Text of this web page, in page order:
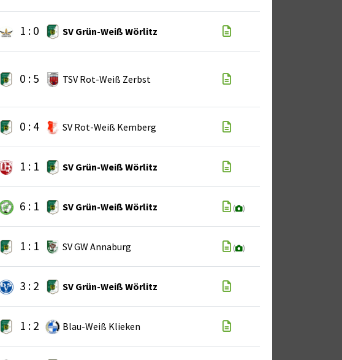
1 : 0 SV Grün-Weiß Wörlitz
0 : 5 TSV Rot-Weiß Zerbst
0 : 4 SV Rot-Weiß Kemberg
1 : 1 SV Grün-Weiß Wörlitz
6 : 1 SV Grün-Weiß Wörlitz ( )
1 : 1 SV GW Annaburg ( )
3 : 2 SV Grün-Weiß Wörlitz
1 : 2 Blau-Weiß Klieken